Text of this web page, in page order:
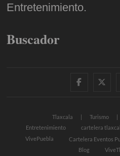
Entretenimiento.
Buscador
Tlaxcala Turismo
Entretenimiento
cartelera
VivePuebla
Cartelera Eventos
Blog